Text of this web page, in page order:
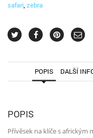
safari, zebra
POPIS DALŠÍ
POPIS
Přívěsek na klíče s africkým